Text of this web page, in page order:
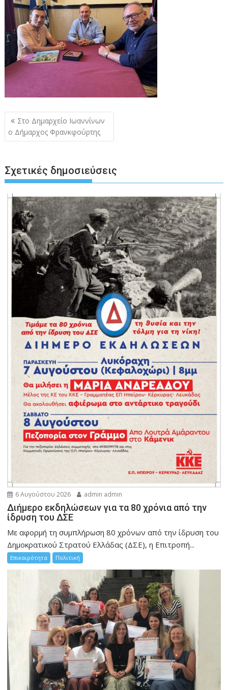
Πλοήγηση
άρθρων
Στο Δημαρχείο Ιωαννίνων
ο Δήμαρχος Φρανκφούρτης
Σχετικές δημοσιεύσεις
6 Αυγούστου 2026 admin admin
Διήμερο εκδηλώσεων για τα 80 χρόνια από την
ίδρυση του ΔΣΕ
Με αφορμή τη συμπλήρωση 80 χρόνων από την ίδρυση του
Δημοκρατικού Στρατού Ελλάδας (ΔΣΕ), η Επιτροπή...
Επικαιρότητα Πολιτική